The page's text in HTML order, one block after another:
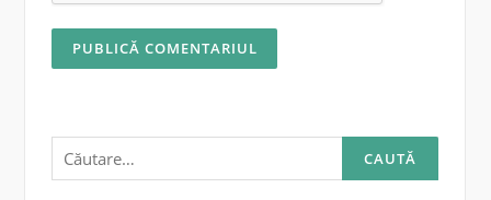
Caută
după: